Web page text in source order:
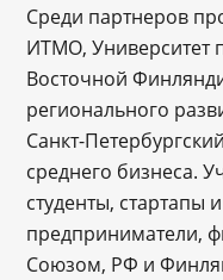
Среди партнеров
ИТМО, Университет
Восточной
регионального
Санкт-
среднего бизнеса.
студенты,
предприниматели,
Союзом, РФ и